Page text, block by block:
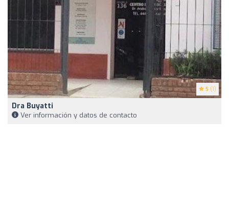
5 (1)
Dra Buyatti
Ver información y datos de contacto